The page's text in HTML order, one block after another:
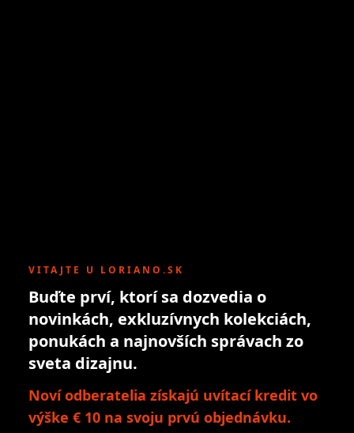
VITAJTE U LORIANO.SK
Buďte prví, ktorí sa dozvedia o
novinkách, exkluzívnych kolekciách,
ponukách a najnovších správach zo
sveta dizajnu.
Noví odberatelia získajú uvítací kredit vo
výške € 10 na svoju prvú objednávku.